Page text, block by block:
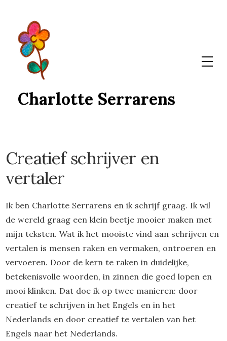
content
Charlotte Serrarens
Creatief schrijver en
vertaler
Ik ben Charlotte Serrarens en ik schrijf graag. Ik wil
de wereld graag een klein beetje mooier maken met
mijn teksten. Wat ik het mooiste vind aan schrijven en
vertalen is mensen raken en vermaken, ontroeren en
vervoeren. Door de kern te raken in duidelijke,
betekenisvolle woorden, in zinnen die goed lopen en
mooi klinken. Dat doe ik op twee manieren: door
creatief te schrijven in het Engels en in het
Nederlands en door creatief te vertalen van het
Engels naar het Nederlands.